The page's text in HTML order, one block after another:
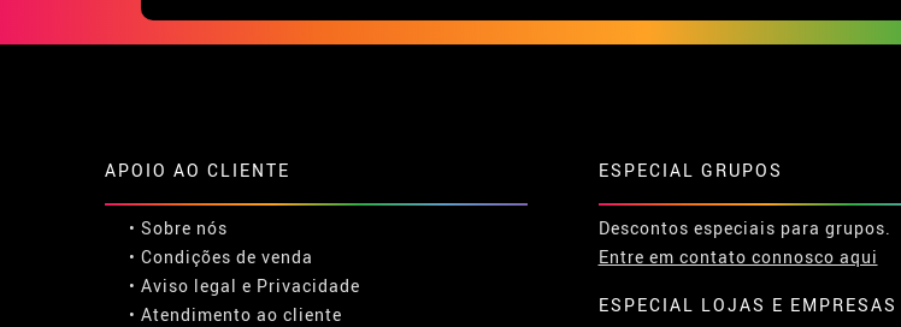
APOIO AO CLIENTE
• Sobre nós
• Condições de venda
• Aviso legal e Privacidade
• Atendimento ao cliente
ESPECIAL GRUPOS
Descontos especiais para grupos.
Entre em contato connosco aqui
ESPECIAL LOJAS E EMPRESAS